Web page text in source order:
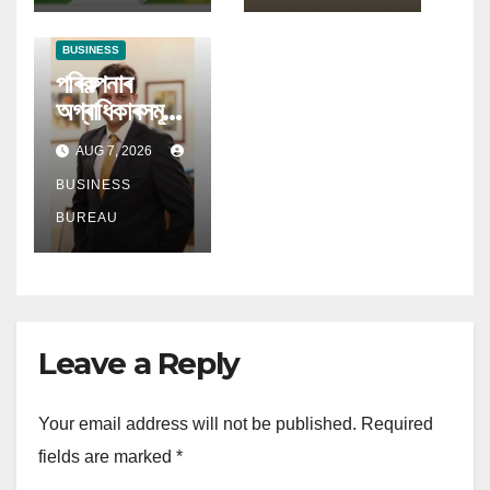
মিউচুৱেল ফাণ্ডৰ
BUSINESS
পৰিকল্পনাৰ
অগ্ৰাধিকাৰসমূহ
বিকশিত হোৱাৰ
লগে লগে
অৱসৰকালীন
উপাৰ্জনে লাভ
কৰিছে প্ৰধান
AUG 7, 2026
BUSINESS
BUREAU
Leave a Reply
Your email address will not be published. Required
fields are marked *